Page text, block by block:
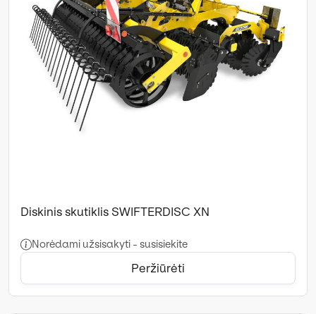
Diskinis skutiklis SWIFTERDISC XN
Norėdami užsisakyti - susisiekite
Peržiūrėti